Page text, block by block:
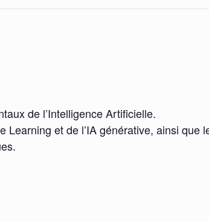
de l’Intelligence Artificielle.
et de l’IA générative, ainsi que